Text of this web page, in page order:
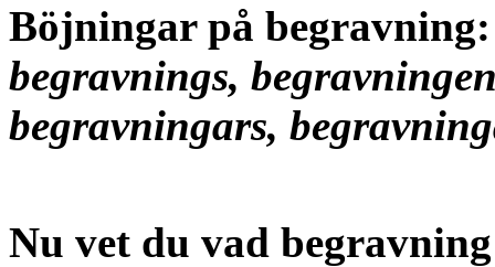
Böjningar på
begravnings,
begravningars,
Nu vet du vad